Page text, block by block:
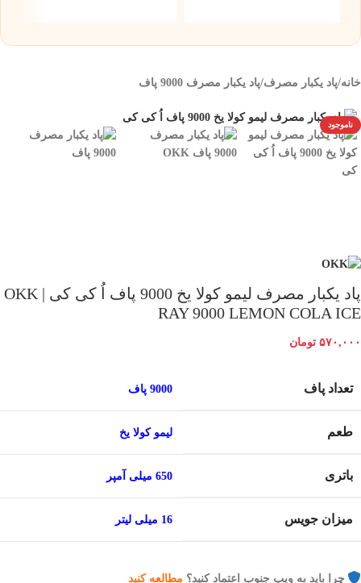
خانه/پاد یکبار مصرف/پاد یکبار مصرف 9000 پاف
ناموجود
پاد یکبار مصرف لیمو کولا یخ 9000 پاف اُ کی کی | OKK
RAY 9000 LEMON COLA ICE
۵۷۰,۰۰۰ تومان
تعداد پاف 9000 پاف
طعم لیمو کولا یخ
باتری 650 میلی آمپر
میزان جویس 16 میلی لیتر
چرا باید به ویپ جنوب اعتماد کنید؟ مطالعه کنید